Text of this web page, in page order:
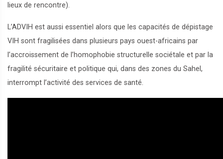
lieux de rencontre).
L’ADVIH est aussi essentiel alors que les capacités de dépistage
VIH sont fragilisées dans plusieurs pays ouest-africains par
l’accroissement de l’homophobie structurelle sociétale et par la
fragilité sécuritaire et politique qui, dans des zones du Sahel,
interrompt l’activité des services de santé.